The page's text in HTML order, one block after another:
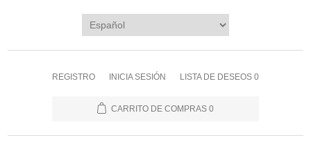
REGISTRO INICIA SESIÓN LISTA DE DESEOS 0
CARRITO DE COMPRAS 0